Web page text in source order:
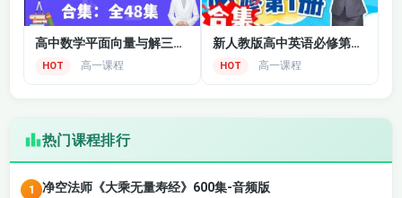
高中数学平面向量与解三角形，从入门到精通
HOT 高一课程
新人教版高中英语必修第一册视频合集
HOT 高一课程
热门课程排行
1 净空法师《大乘无量寿经》600集-音频版